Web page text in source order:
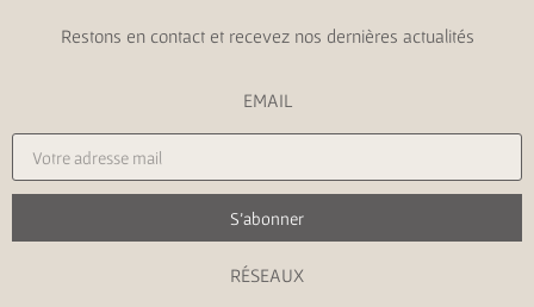
Restons en contact et recevez nos dernières actualités
EMAIL
S'abonner
RÉSEAUX